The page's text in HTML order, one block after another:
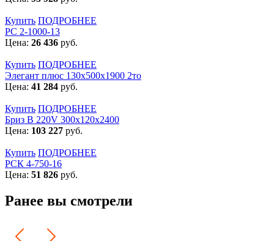
Купить ПОДРОБНЕЕ
РС 2-1000-13
Цена: 26 436 руб.
Купить ПОДРОБНЕЕ
Элегант плюс 130x500x1900 2то
Цена: 41 284 руб.
Купить ПОДРОБНЕЕ
Бриз В 220V 300x120x2400
Цена: 103 227 руб.
Купить ПОДРОБНЕЕ
РСК 4-750-16
Цена: 51 826 руб.
Ранее вы смотрели